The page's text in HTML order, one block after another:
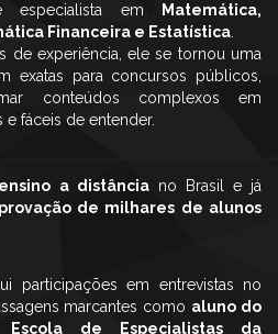
em
Matemática,
Financeira e Estatística
de experiência, ele se tornou uma
exatas para concursos públicos,
conteúdos complexos em
fáceis de entender.
a distânciano Brasil e já
de milhares de alunos
participações em entrevistas no
marcantes como aluno do
Escola de Especialistas da